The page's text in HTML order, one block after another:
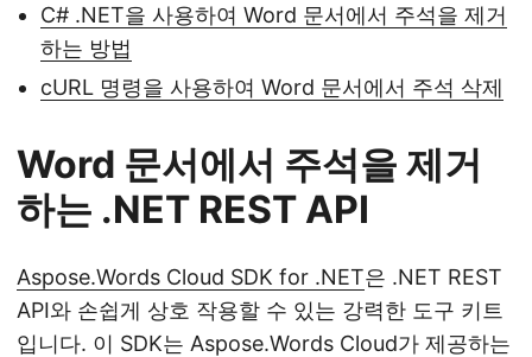
C# .NET을 사용하여 Word 문서에서 주석을 제거
하는 방법
cURL 명령을 사용하여 Word 문서에서 주석 삭제
Word 문서에서 주석을 제거
하는 .NET REST API
Aspose.Words Cloud SDK for .NET은 .NET REST
API와 손쉽게 상호 작용할 수 있는 강력한 도구 키트
입니다. 이 SDK는 Aspose.Words Cloud가 제공하는